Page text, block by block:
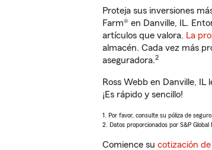
Proteja sus inversiones
Farm® en Danville, IL.
artículos que valora. La
almacén. Cada vez más
aseguradora.2
Ross Webb en Danville,
¡Es rápido y sencillo!
1. Por favor, consulte su póliza de
2. Datos proporcionados por S&P
Comience su cotización